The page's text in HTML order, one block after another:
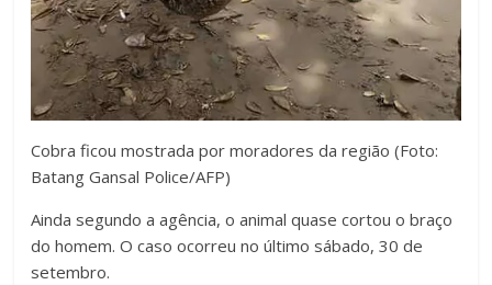
Cobra ficou mostrada por moradores da região (Foto:
Batang Gansal Police/AFP)
Ainda segundo a agência, o animal quase cortou o braço
do homem. O caso ocorreu no último sábado, 30 de
setembro.